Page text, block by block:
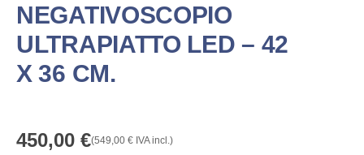
NEGATIVOSCOPIO
ULTRAPIATTO LED – 42
X 36 CM.
450,00 €(549,00 € IVA incl.)